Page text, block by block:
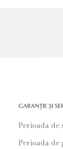
GARANȚIE ȘI
Perioada de
Perioada de